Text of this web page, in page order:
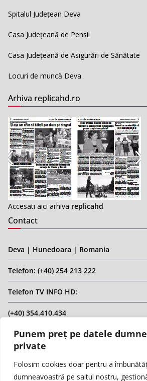
Punem preț pe datele
private
Folosim cookies doar pentru a
dumneavoastră pe saitul nostru,
Spitalul Județean Deva
Casa Județeană de Pensii
Casa Județeană de Asigurări de Sănătate
Locuri de muncă Deva
Arhiva replicahd.ro
Accesati aici arhiva replicahd
Contact
Deva | Hunedoara | Romania
Telefon: (+40) 254 213 222
Telefon TV INFO HD:
(+40) 354.410.434
Email: infohd20@gmail.com
Website: www.replicahd.ro